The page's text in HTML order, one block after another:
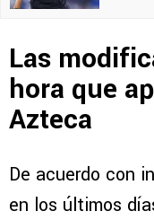
Las
hora que
Azteca
De acuerdo con
en los últimos